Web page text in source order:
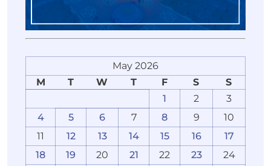
May 2026
M
T W T F S
S
1
2
3
4
5 6 7 8 9
10
11
12 13 14 15 16
17
18
19 20 21 22 23
24